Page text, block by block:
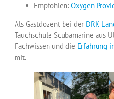
Empfohlen: Oxygen
Als Gastdozent bei der DRK
Tauchschule Scubamarine aus
Fachwissen und die Erfahrung
mit.